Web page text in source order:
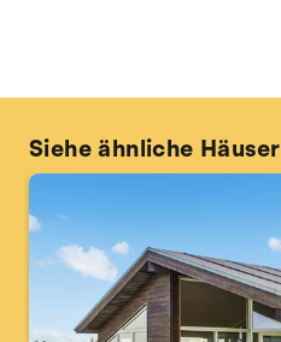
Siehe ähnliche Häuser